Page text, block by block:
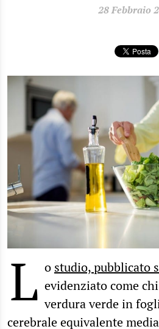
28 Febbraio
L o studio, pubblicato
evidenziato come
verdura verde in
cerebrale equivalente